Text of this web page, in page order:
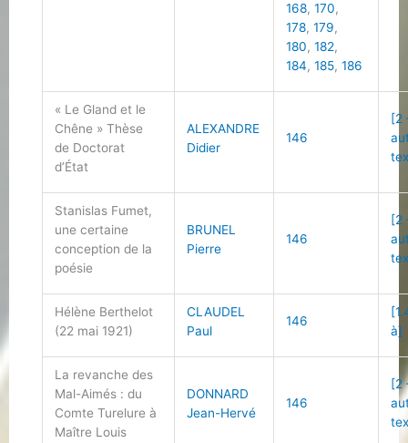
168,170,
178,179,
180,182,
184,185,186
« Le Gland et le
Chêne » Thèse
de Doctorat
d’État
ALEXANDRE
Didier
146
[2
Stanislas Fumet,
une certaine
conception de la
poésie
BRUNEL
Pierre
146
[2
Hélène Berthelot
(22 mai 1921)
CLAUDEL
Paul
146
à]
La revanche des
Mal-Aimés : du
Comte Turelure à
Maître Louis
DONNARD
Jean-Hervé
146
[2